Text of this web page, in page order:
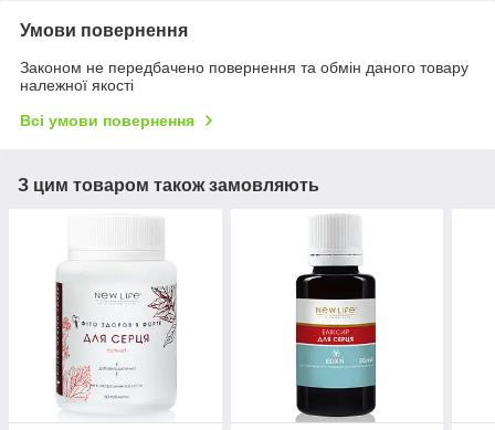
Умови повернення
Законом не передбачено повернення та обмін даного товару
належної якості
Всі умови повернення
З цим товаром також замовляють